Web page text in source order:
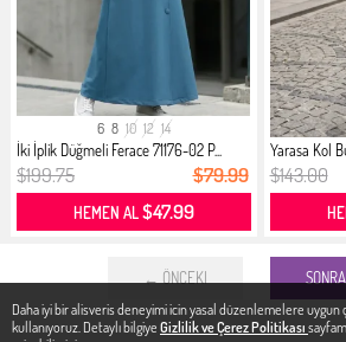
Daha iyi bir alisveris deneyimi icin yasal düzenlemelere
kullanıyoruz. Detaylı bilgiye Gizlilik ve Çerez Politikası
6 8 10 12 14
İki İplik Düğmeli Ferace 71176-02 P...
$199.75 $79.99
HEMEN AL$47.99
Yarasa Kol
$143.00
← ÖNCEKI